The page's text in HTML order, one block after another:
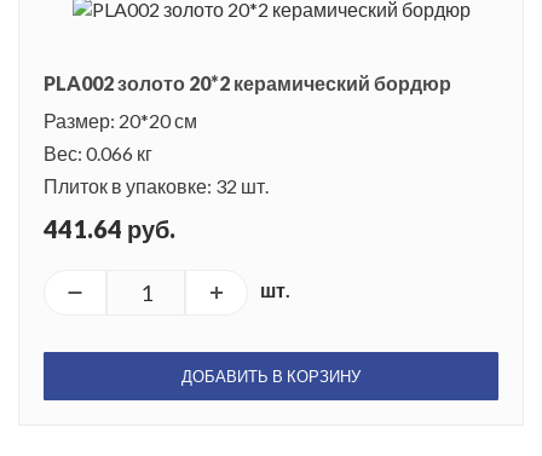
PLA002 золото 20*2 керамический бордюр
Размер: 20*20 см
Вес: 0.066 кг
Плиток в упаковке: 32 шт.
441.64 руб.
шт.
ДОБАВИТЬ В КОРЗИНУ